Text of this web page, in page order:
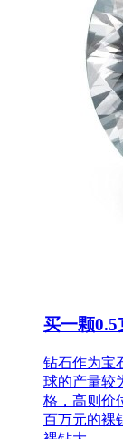
买一颗
钻石作为宝
球的产量较
格，高则价
百万元的裸